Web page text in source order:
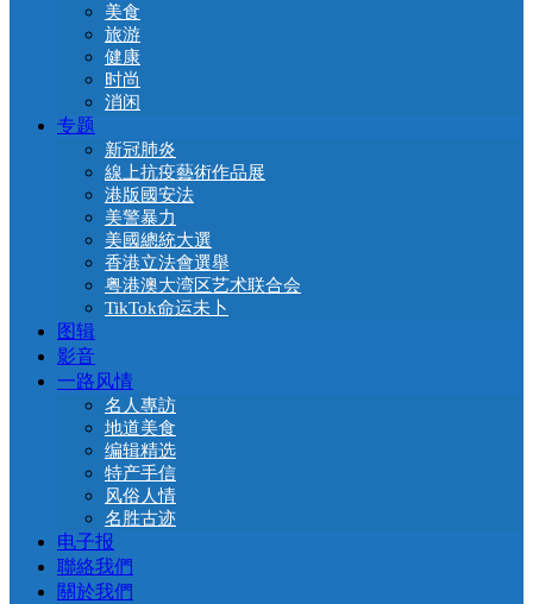
美食
旅游
健康
时尚
消闲
专题
新冠肺炎
線上抗疫藝術作品展
港版國安法
美警暴力
美國總統大選
香港立法會選舉
粤港澳大湾区艺术联合会
TikTok命运未卜
图辑
影音
一路风情
名人專訪
地道美食
编辑精选
特产手信
风俗人情
名胜古迹
电子报
聯絡我們
關於我們